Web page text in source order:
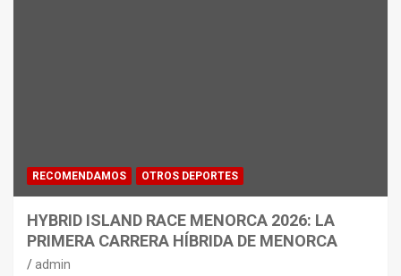
RECOMENDAMOS OTROS DEPORTES
HYBRID ISLAND RACE MENORCA 2026: LA
PRIMERA CARRERA HÍBRIDA DE MENORCA
admin